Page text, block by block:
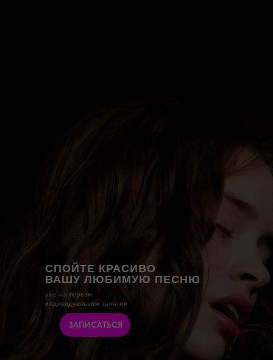
СПОЙТЕ КРАСИВО
ВАШУ ЛЮБИМУЮ ПЕСНЮ
уже на первом
индивидуальном занятии
ЗАПИСАТЬСЯ